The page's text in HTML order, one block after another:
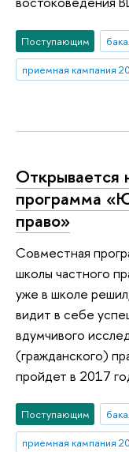
Поступающим
приемная кампания
Открывается
программа
право»
Совместная
школы частного
уже в школе
видит в себе
вдумчивого
(гражданского)
пройдет в 2017
Поступающим
приемная кампания